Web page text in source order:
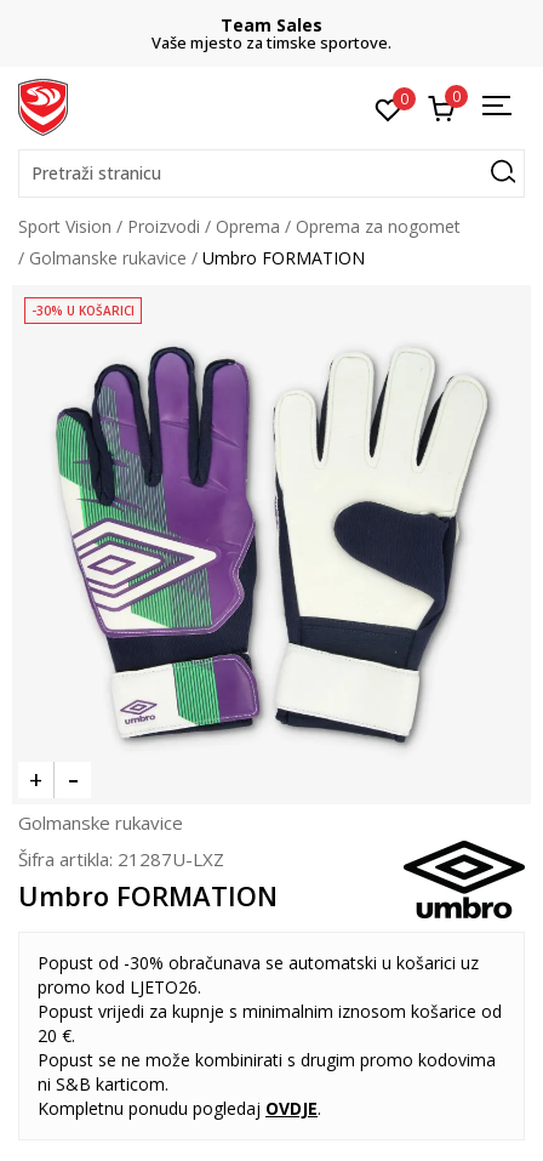
Team Sales
Vaše mjesto za timske sportove.
0 0
Pretraži stranicu
Sport Vision Proizvodi Oprema
Oprema za nogomet
Golmanske rukavice
Umbro FORMATION
-30% U KOŠARICI
Golmanske rukavice
Šifra artikla: 21287U-LXZ
Umbro FORMATION
Popust od -30% obračunava se automatski u košarici uz
promo kod LJETO26.
Popust vrijedi za kupnje s minimalnim iznosom košarice od
20 €.
Popust se ne može kombinirati s drugim promo kodovima
ni S&B karticom.
Kompletnu ponudu pogledaj OVDJE.